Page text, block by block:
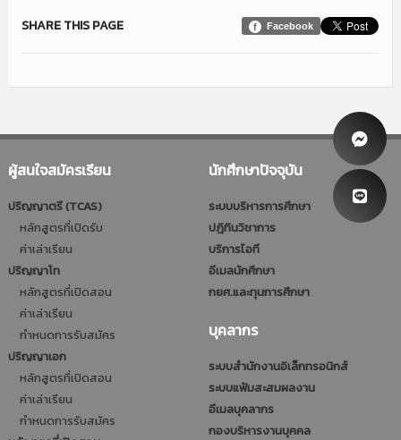
Facebook
SHARE THIS PAGE
ผู้สนใจสมัครเรียน
ปริญญาตรี (TCAS)
หลักสูตรที่เปิดรับ
ค่าเล่าเรียน
ปริญญาโท
หลักสูตรที่เปิดสอน
ค่าเล่าเรียน
กำหนดการรับสมัคร
ปริญญาเอก
หลักสูตรที่เปิดสอน
ค่าเล่าเรียน
กำหนดการรับสมัคร
นักศึกษาปัจจุบัน
ระบบบริหารการศึกษา
ปฎิทินวิชาการ
บริการไอที
อีเมลนักศึกษา
กยศ.และทุนการศึกษา
บุคลากร
ระบบสำนักงานอิเล็กทรอนิกส์
ระบบแฟ้มสะสมผลงาน
อีเมลบุคลากร
กองบริหารงานบุคคล